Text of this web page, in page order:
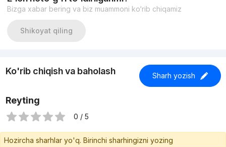
Bizga xabar bering va biz muammoni ko‘rib chiqamiz
Shikoyat qiling
Ko'rib chiqish va baholash Sharh yozish
Reyting
0 / 5
Hozircha sharhlar yo'q. Birinchi sharhingizni yozing